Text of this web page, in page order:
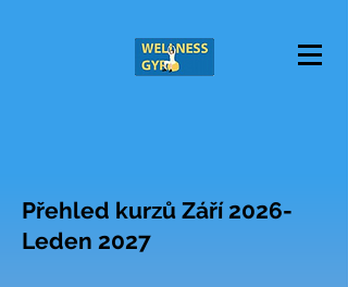
Přehled kurzů Září 2026-
Leden 2027